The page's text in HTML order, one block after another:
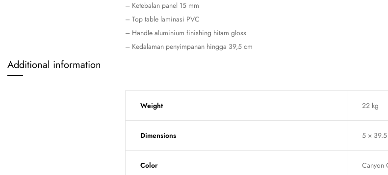
– Ketebalan panel 15 mm
– Top table laminasi PVC
– Handle aluminium finishing hitam gloss
– Kedalaman penyimpanan hingga 39,5 cm
Additional information
Weight 22 kg
Dimensions 5 ×
Color Canyon